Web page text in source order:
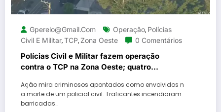
Gperelo@gmail.com Operação, Polícias
Civil E Militar,TCP,Zona Oeste 0 Comentários
Polícias Civil e Militar fazem operação
contra o TCP na Zona Oeste; quatro
Ação mira criminosos apontados como envolvidos n
a morte de um policial civil. Traficantes incendiaram
barricadas…